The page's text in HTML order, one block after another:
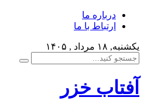
درباره ما
ارتباط با ما
یکشنبه, ۱۸ مرداد , ۱۴۰۵
آفتاب خزر